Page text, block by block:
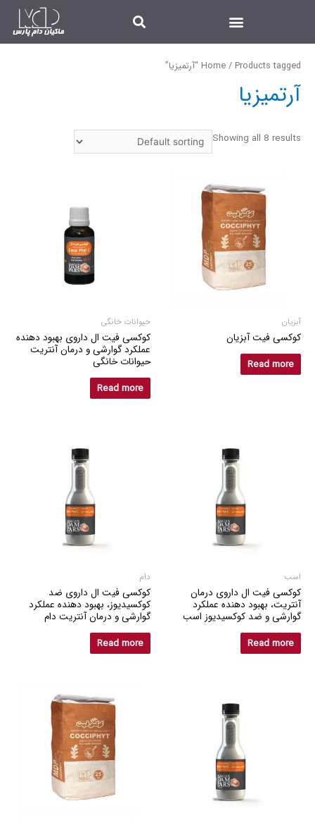
Home / Products tagged “آرتمیزیا”
آرتمیزیا
Showing all 8 results
آبزیان
کوکسی فیت آبزیان
Read more
حیوانات خانگی
کوکسی فیت ال داروی بهبود دهنده
عملکرد گوارشی و درمان آنتریت
حیوانات خانگی
Read more
اسب
کوکسی فیت ال داروی درمان
آنتریت، بهبود دهنده عملکرد
گوارشی و ضد کوکسیدیوز اسب
Read more
دام
کوکسی فیت ال داروی ضد
کوکسیدیوز، بهبود دهنده عملکرد
گوارشی و درمان آنتریت دام
Read more